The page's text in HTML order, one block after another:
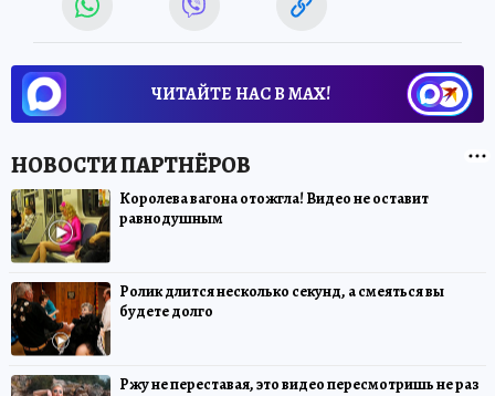
ЧИТАЙТЕ НАС В МАХ!
Королева вагона отожгла! Видео не оставит
равнодушным
Ролик длится несколько секунд, а смеяться вы
будете долго
Ржу не переставая, это видео пересмотришь не раз